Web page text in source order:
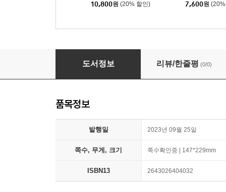
10,800원 (20% 할인) 7,600원
Step Into Reading 1 : Big Shark, Little Shark
도서정보 리뷰/한줄평 (0/0)
품목정보
발행일 2023년 09월 25일
쪽수, 무게, 크기 쪽수확인중 | 147*229mm
ISBN13 2643026404032